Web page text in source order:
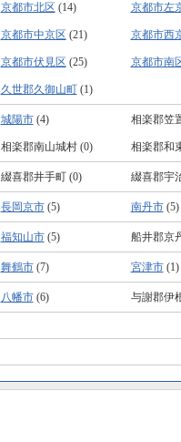
京都市北区 (14) 京都市左
京都市中京区 (21) 京都市西
京都市伏見区 (25) 京都市南
久世郡久御山町(1)
城陽市(4) 相楽郡笠
相楽郡南山城村 (0) 相楽郡和
綴喜郡井手町 (0) 綴喜郡宇
長岡京市(5) 南丹市(5)
福知山市(5) 船井郡京
舞鶴市(7) 宮津市(1)
八幡市(6) 与謝郡伊